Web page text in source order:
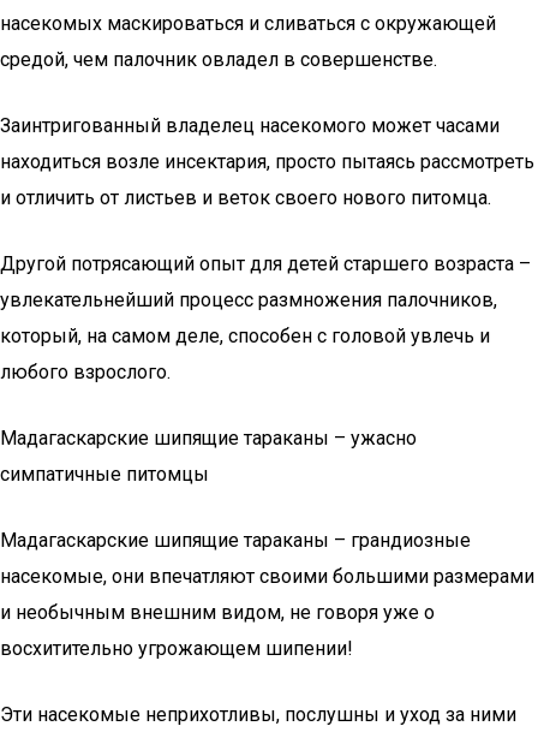
насекомых маскироваться и сливаться с окружающей
средой, чем палочник овладел в совершенстве.
Заинтригованный владелец насекомого может часами
находиться возле инсектария, просто пытаясь рассмотреть
и отличить от листьев и веток своего нового питомца.
Другой потрясающий опыт для детей старшего возраста –
увлекательнейший процесс размножения палочников,
который, на самом деле, способен с головой увлечь и
любого взрослого.
Мадагаскарские шипящие тараканы – ужасно
симпатичные питомцы
Мадагаскарские шипящие тараканы – грандиозные
насекомые, они впечатляют своими большими размерами
и необычным внешним видом, не говоря уже о
восхитительно угрожающем шипении!
Эти насекомые неприхотливы, послушны и уход за ними